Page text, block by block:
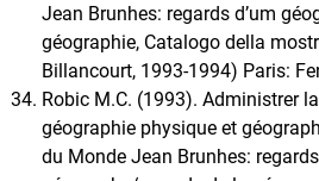
Jean Brunhes: regards d’um
géographie, Catalogo della
Billancourt, 1993-1994) Paris:
Robic M.C. (1993). Administrer
géographie physique et
du Monde Jean Brunhes: regards